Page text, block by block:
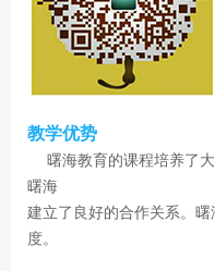
教学优势
曙海教育的课程培养了
曙海
建立了良好的合作关系。
度。